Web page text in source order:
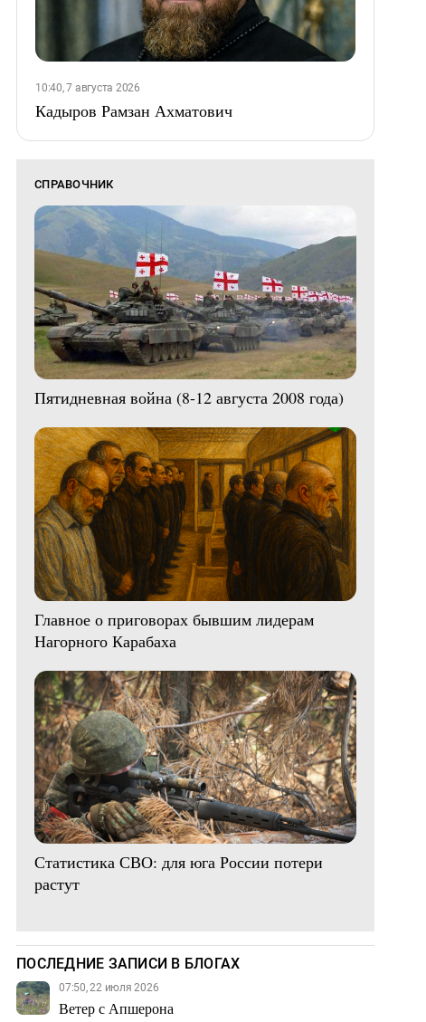
10:40, 7 августа 2026
Кадыров Рамзан Ахматович
СПРАВОЧНИК
Пятидневная война (8-12 августа 2008 года)
Главное о приговорах бывшим лидерам
Нагорного Карабаха
Статистика СВО: для юга России потери
растут
ПОСЛЕДНИЕ ЗАПИСИ В БЛОГАХ
07:50, 22 июля 2026
Ветер с Апшерона